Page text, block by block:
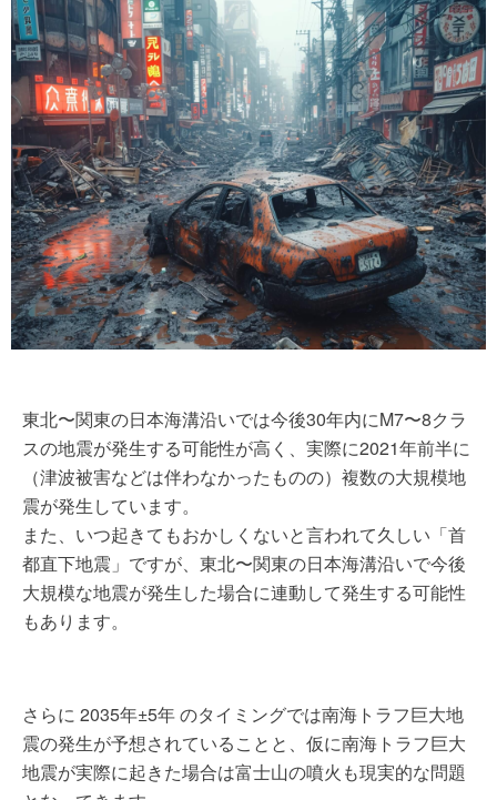
東北〜関東の日本海溝沿いでは今後30年内にM7〜8クラ
スの地震が発生する可能性が高く、実際に2021年前半に
（津波被害などは伴わなかったものの）複数の大規模地
震が発生しています。
また、いつ起きてもおかしくないと言われて久しい「首
都直下地震」ですが、東北〜関東の日本海溝沿いで今後
大規模な地震が発生した場合に連動して発生する可能性
もあります。
さらに 2035年±5年 のタイミングでは南海トラフ巨大地
震の発生が予想されていることと、仮に南海トラフ巨大
地震が実際に起きた場合は富士山の噴火も現実的な問題